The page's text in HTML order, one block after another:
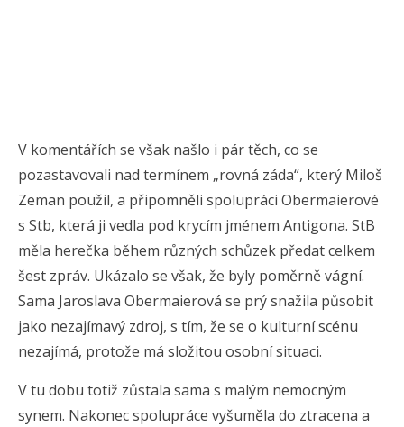
V komentářích se však našlo i pár těch, co se
pozastavovali nad termínem „rovná záda“, který Miloš
Zeman použil, a připomněli spolupráci Obermaierové
s Stb, která ji vedla pod krycím jménem Antigona. StB
měla herečka během různých schůzek předat celkem
šest zpráv. Ukázalo se však, že byly poměrně vágní.
Sama Jaroslava Obermaierová se prý snažila působit
jako nezajímavý zdroj, s tím, že se o kulturní scénu
nezajímá, protože má složitou osobní situaci.
V tu dobu totiž zůstala sama s malým nemocným
synem. Nakonec spolupráce vyšuměla do ztracena a